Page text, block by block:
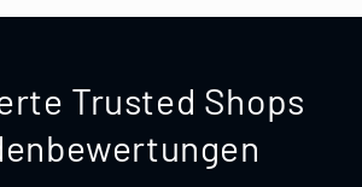
Trusted Shops